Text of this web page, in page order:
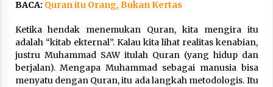
BACA: Quran itu Orang, Bukan Kertas
Ketika hendak menemukan Quran, kita mengira itu
adalah “kitab ekternal”. Kalau kita lihat realitas kenabian,
justru Muhammad SAW itulah Quran (yang hidup dan
berjalan). Mengapa Muhammad sebagai manusia bisa
menyatu dengan Quran, itu ada langkah metodologis. Itu